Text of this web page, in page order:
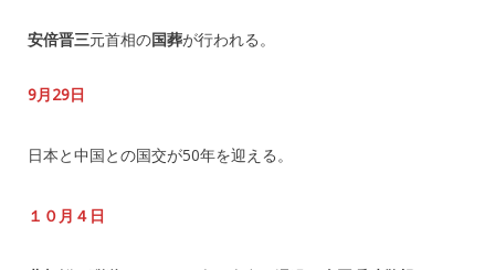
安倍晋三元首相の国葬が行われる。
9月29日
日本と中国との国交が50年を迎える。
１０月４日